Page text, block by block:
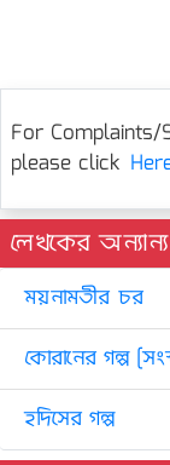
For
please click
লেখকের
ময়নামতীর চর
কোরানের গল্প
হদিসের গল্প